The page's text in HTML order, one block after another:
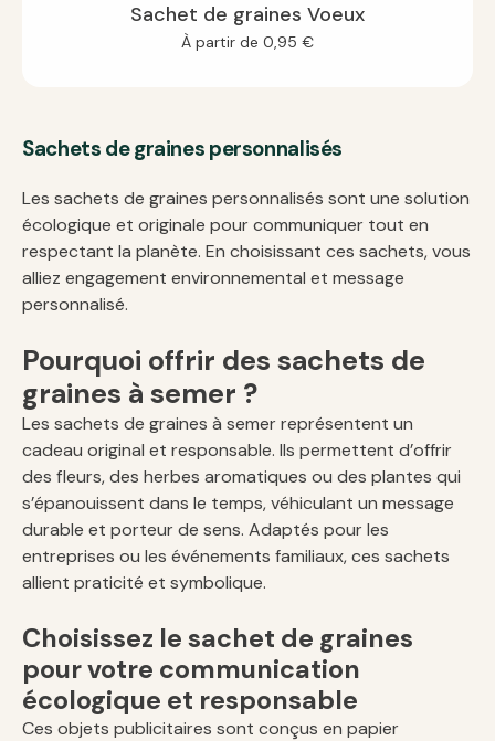
Sachet de graines Voeux
À partir de 0,95 €
Sachets de graines personnalisés
Les sachets de graines personnalisés sont une solution
écologique et originale pour communiquer tout en
respectant la planète. En choisissant ces sachets, vous
alliez engagement environnemental et message
personnalisé.
Pourquoi offrir des sachets de
graines à semer ?
Les sachets de graines à semer représentent un
cadeau original et responsable. Ils permettent d’offrir
des fleurs, des herbes aromatiques ou des plantes qui
s’épanouissent dans le temps, véhiculant un message
durable et porteur de sens. Adaptés pour les
entreprises ou les événements familiaux, ces sachets
allient praticité et symbolique.
Choisissez le sachet de graines
pour votre communication
écologique et responsable
Ces objets publicitaires sont conçus en papier